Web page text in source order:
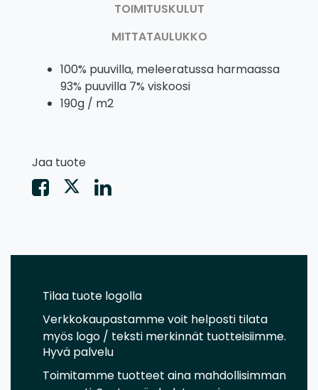
TOIMITUSKULUT
MITTATAULUKKO
100% puuvilla, meleeratussa harmaassa
93% puuvilla 7% viskoosi
190g / m2
Jaa tuote
Tilaa tuote logolla
Verkkokaupastamme voit helposti tilata
myös logo / teksti merkinnät tuotteisiimme.
Hyvä palvelu
Toimitamme tuotteet aina mahdollisimman